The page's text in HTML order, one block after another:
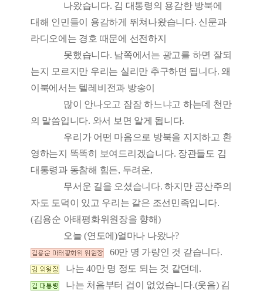
나왔습니다. 김 대통령의 용감한 방북에
대해 인민들이 용감하게 뛰쳐나왔습니다. 신문과
라디오에는 경호 때문에 선전하지
못했습니다. 남쪽에서는 광고를 하면 잘되
는지 모르지만 우리는 실리만 추구하면 됩니다. 왜
이북에서는 텔레비전과 방송이
많이 안나오고 잠잠 하느냐고 하는데 천만
의 말씀입니다. 와서 보면 알게 됩니다.
우리가 어떤 마음으로 방북을 지지하고 환
영하는지 똑똑히 보여드리겠습니다. 장관들도 김
대통령과 동참해 힘든, 두려운,
무서운 길을 오셨습니다. 하지만 공산주의
자도 도덕이 있고 우리는 같은 조선민족입니다.
(김용순 아태평화위원장을 향해)
오늘 (연도에)얼마나 나왔나?
60만 명 가량인 것 같습니다.
나는 40만 명 정도 되는 것 같던데.
나는 처음부터 겁이 없었습니다.(웃음) 김